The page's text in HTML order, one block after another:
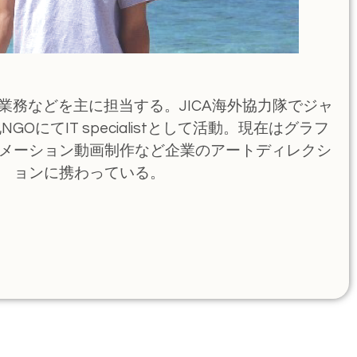
務などを主に担当する。JICA海外協力隊でジャ
にてIT specialistとして活動。現在はグラフ
ーション動画制作など企業のアートディレクシ
ョンに携わっている。